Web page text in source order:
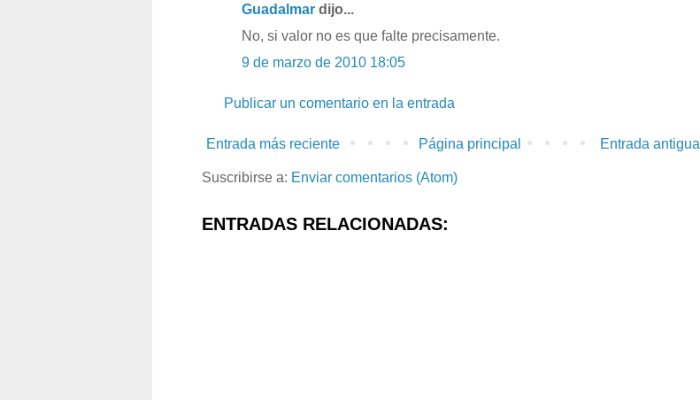
Guadalmar dijo...
No, si valor no es que falte precisamente.
9 de marzo de 2010 18:05
Publicar un comentario en la entrada
Entrada más reciente Entrada antigua
Página principal
Suscribirse a: Enviar comentarios (Atom)
ENTRADAS RELACIONADAS: